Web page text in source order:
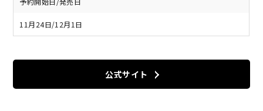
11月24日/12月1日
公式サイト